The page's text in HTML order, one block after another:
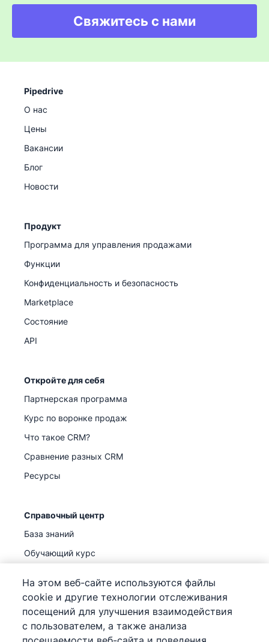
Свяжитесь с нами
Pipedrive
О нас
Цены
Вакансии
Блог
Новости
Продукт
Программа для управления продажами
Функции
Конфиденциальность и безопасность
Marketplace
Состояние
API
Откройте для себя
Партнерская программа
Курс по воронке продаж
Что такое CRM?
Сравнение разных CRM
Ресурсы
Справочный центр
База знаний
Обучающий курс
На этом веб-сайте используются файлы
cookie и другие технологии отслеживания
посещений для улучшения взаимодействия
с пользователем, а также анализа